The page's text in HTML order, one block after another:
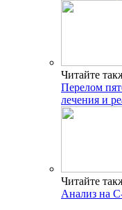
Читайте
Перелом
лечения и
Читайте
Анализ на